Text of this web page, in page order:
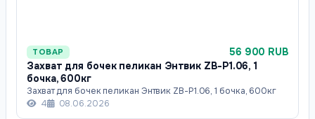
ТОВАР
56 900 RUB
Захват для бочек пеликан Энтвик ZB-P1.06, 1
бочка, 600кг
Захват для бочек пеликан Энтвик ZB-P1.06, 1 бочка, 600кг
4
08.06.2026